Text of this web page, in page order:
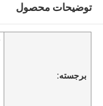
توضیحات محصول
برجسته: